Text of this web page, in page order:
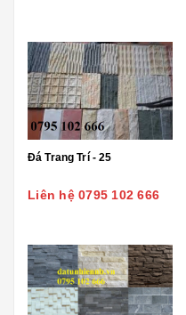
Đá Trang Trí - 25
Liên hệ 0795 102 666